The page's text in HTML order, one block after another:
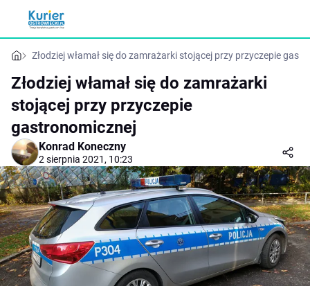
Złodziej włamał się do zamrażarki stojącej przy przyczepie
Złodziej włamał się do zamrażarki
stojącej przy przyczepie
gastronomicznej
Konrad Koneczny
2 sierpnia 2021, 10:23